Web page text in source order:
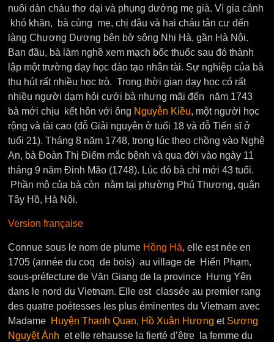
nuôi dàn cháu thơ dại và phụng dưởng mẹ già. Vì gia cảnh
khó khăn, bà cùng mẹ, chị dâu và hai cháu tản cư đến
làng Chương Dương bên bờ sông Nhị Hà, gần Hà Nội.
Ban đầu, bà làm nghề xem mạch bốc thuốc sau đó thành
lập một trường dạy học đào tạo nhân tài. Sự nghiệp của bà
thu hút rất nhiều học trò. Trong thời gian dạy học có rất
nhiều người dạm hỏi cưới bà nhưng mãi đến năm 1743
bà mới chịu kết hôn với ông Nguyễn Kiều, một người học
rộng và tài cao (đỗ Giải nguyên ở tuổi 18 và đỗ Tiến sĩ ở
tuổi 21). Tháng 8 năm 1748, trong lúc theo chồng vào Nghệ
An, bà Đoàn Thị Điểm mắc bệnh và qua đời vào ngày 11
tháng 9 năm Đinh Mão (1748). Lúc đó bà chỉ mới 43 tuổi.
Phần mộ của bà còn nằm tại phường Phú Thượng, quận
Tây Hồ, Hà Nội.
Version française
Connue sous le nom de plume Hồng Hà, elle est née en
1705 (année du coq de bois) au village de Hiến Phạm,
sous-préfecture de Văn Giang de la province Hưng Yên
dans le nord du Vietnam. Elle est classée au premier rang
des quatre poétesses les plus éminentes du Vietnam avec
Madame Huyện Thanh Quan, Hồ Xuân Hương et Sương
Nguyệt Ánh et elle rehausse la fierté d’être la femme du